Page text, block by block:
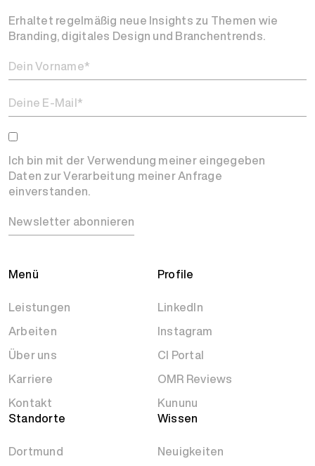
Menü
Leistungen
Arbeiten
Über uns
Karriere
Kontakt
Profile
LinkedIn
Instagram
CI Portal
OMR Reviews
Kununu
Standorte
Dortmund
Wissen
Neuigkeiten
Erhaltet regelmäßig neue Insights zu Themen wie
Branding, digitales Design und Branchentrends.
Ich bin mit der Verwendung meiner eingegeben
Daten zur Verarbeitung meiner Anfrage
einverstanden.
Newsletter abonnieren